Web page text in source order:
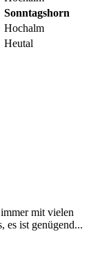
Sonntagshorn
Hochalm
Heutal
mit vielen
es ist genügend...